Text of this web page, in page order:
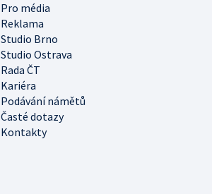
Pro média
Reklama
Studio Brno
Studio Ostrava
Rada ČT
Kariéra
Podávání námětů
Časté dotazy
Kontakty